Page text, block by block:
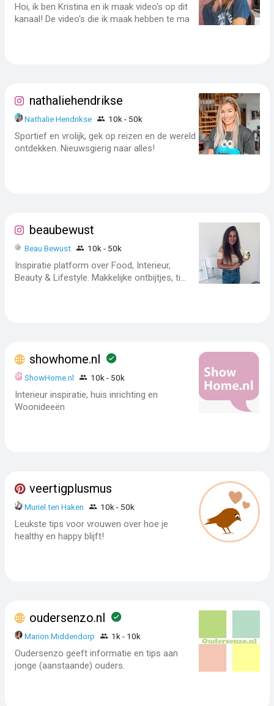
Hoi, ik ben Kristina en ik maak video's op dit
kanaal! De video's die ik maak hebben te ma
nathaliehendrikse
Nathalie Hendrikse 10k - 50k
Sportief en vrolijk, gek op reizen en de wereld
ontdekken. Nieuwsgierig naar alles!
beaubewust
Beau Bewust 10k - 50k
Inspiratie platform over Food, Interieur,
Beauty & Lifestyle. Makkelijke ontbijtjes, ti...
showhome.nl
ShowHome.nl 10k - 50k
Interieur inspiratie, huis inrichting en
Woonideeën
veertigplusmus
Muriel ten Haken 10k - 50k
Leukste tips voor vrouwen over hoe je
healthy en happy blijft!
oudersenzo.nl
Marion Middendorp 1k - 10k
Oudersenzo geeft informatie en tips aan
jonge (aanstaande) ouders.